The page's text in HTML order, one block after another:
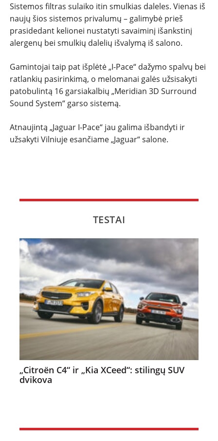
Sistemos filtras sulaiko itin smulkias daleles. Vienas iš
naujų šios sistemos privalumų – galimybė prieš
prasidedant kelionei nustatyti savaiminį išankstinį
alergenų bei smulkių dalelių išvalymą iš salono.
Gamintojai taip pat išplėtė „I-Pace“ dažymo spalvų bei
ratlankių pasirinkimą, o melomanai galės užsisakyti
patobulintą 16 garsiakalbių „Meridian 3D Surround
Sound System“ garso sistemą.
Atnaujintą „Jaguar I-Pace“ jau galima išbandyti ir
užsakyti Vilniuje esančiame „Jaguar“ salone.
TESTAI
„Citroën C4“ ir „Kia XCeed“: stilingų SUV
dvikova